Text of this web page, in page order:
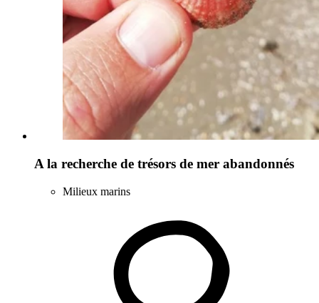
A la recherche de trésors de mer abandonnés
Milieux marins